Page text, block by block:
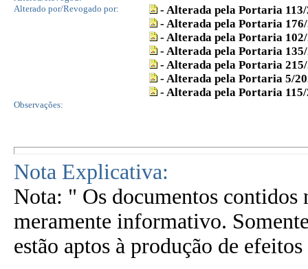
Alterado por/Revogado por:
- Alterada pela Portaria
- Alterada pela Portaria
- Alterada pela Portaria
- Alterada pela Portaria
- Alterada pela Portaria
- Alterada pela Portaria 5/
- Alterada pela Portaria
Observações:
Nota Explicativa:
Nota: " Os documentos contidos
meramente informativo.
estão aptos à produção de